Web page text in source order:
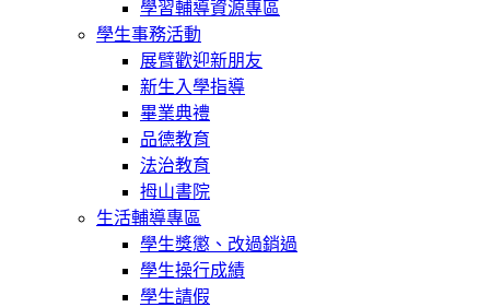
學習輔導資源專區
學生事務活動
展臂歡迎新朋友
新生入學指導
畢業典禮
品德教育
法治教育
拇山書院
生活輔導專區
學生獎懲、改過銷過
學生操行成績
學生請假